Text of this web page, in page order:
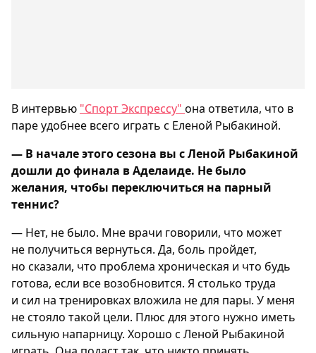
В интервью "Спорт Экспрессу" она ответила, что в
паре удобнее всего играть с Еленой Рыбакиной.
— В начале этого сезона вы с Леной Рыбакиной
дошли до финала в Аделаиде. Не было
желания, чтобы переключиться на парный
теннис?
— Нет, не было. Мне врачи говорили, что может
не получиться вернуться. Да, боль пройдет,
но сказали, что проблема хроническая и что будь
готова, если все возобновится. Я столько труда
и сил на тренировках вложила не для пары. У меня
не стояло такой цели. Плюс для этого нужно иметь
сильную напарницу. Хорошо с Леной Рыбакиной